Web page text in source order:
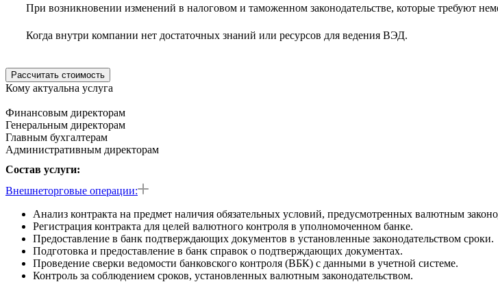
При возникновении изменений в налоговом и таможенном законодательстве, которые требуют
Когда внутри компании нет достаточных знаний или ресурсов для ведения ВЭД.
Рассчитать стоимость
Кому актуальна услуга
Финансовым директорам
Генеральным директорам
Главным бухгалтерам
Административным директорам
Состав услуги:
Внешнеторговые операции:
Анализ контракта на предмет наличия обязательных условий, предусмотренных валютным
Регистрация контракта для целей валютного контроля в уполномоченном банке.
Предоставление в банк подтверждающих документов в установленные законодательством сроки.
Подготовка и предоставление в банк справок о подтверждающих документах.
Проведение сверки ведомости банковского контроля (ВБК) с данными в учетной системе.
Контроль за соблюдением сроков, установленных валютным законодательством.